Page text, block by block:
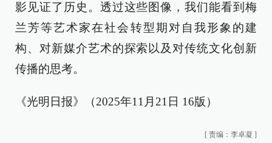
影见证了历史。透过这些图像，我们能看到梅
兰芳等艺术家在社会转型期对自我形象的建
构、对新媒介艺术的探索以及对传统文化创新
传播的思考。
《光明日报》（2025年11月21日 16版）
[ 责编：李卓凝 ]